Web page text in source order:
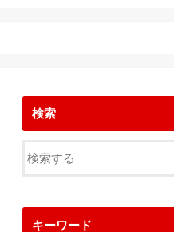
検索
キーワード